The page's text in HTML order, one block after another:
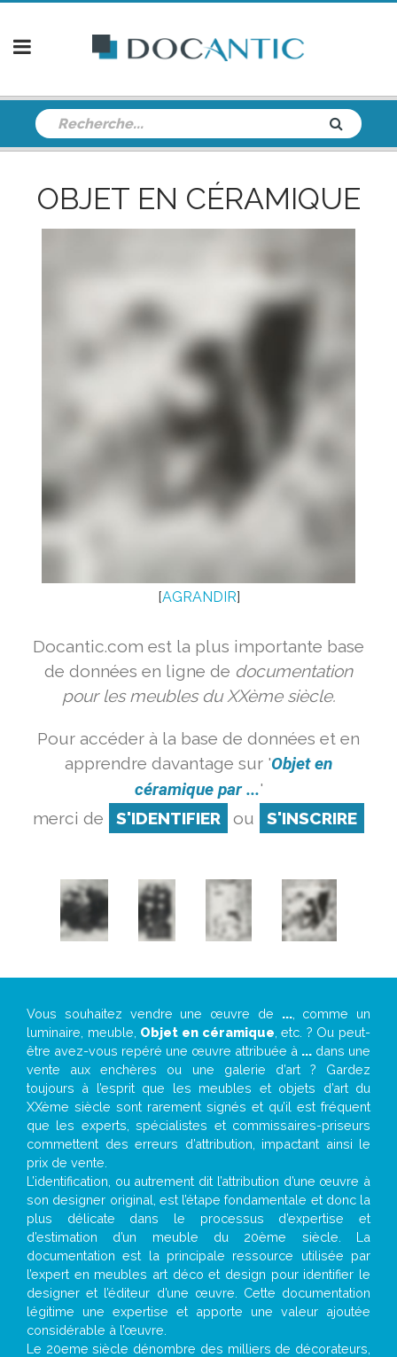
OBJET EN CÉRAMIQUE
[AGRANDIR]
Docantic.com est la plus importante base
de données en ligne de documentation
pour les meubles du XXème siècle.
Pour accéder à la base de données et en
apprendre davantage sur 'Objet en
céramique par ...'
merci de
S'IDENTIFIER ou S'INSCRIRE
Vous souhaitez vendre une œuvre de ..., comme un
luminaire, meuble, Objet en céramique , etc. ? Ou peut-
être avez-vous repéré une œuvre attribuée à ... dans une
vente aux enchères ou une galerie d’art ? Gardez
toujours à l’esprit que les meubles et objets d’art du
XXème siècle sont rarement signés et qu’il est fréquent
que les experts, spécialistes et commissaires-priseurs
commettent des erreurs d’attribution, impactant ainsi le
prix de vente.
L’identification, ou autrement dit l’attribution d’une œuvre à
son designer original, est l’étape fondamentale et donc la
plus délicate dans le processus d’expertise et
d’estimation d’un meuble du 20ème siècle. La
documentation est la principale ressource utilisée par
l’expert en meubles art déco et design pour identifier le
designer et l’éditeur d’une œuvre. Cette documentation
légitime une expertise et apporte une valeur ajoutée
considérable à l’œuvre.
Le 20eme siècle dénombre des milliers de décorateurs,